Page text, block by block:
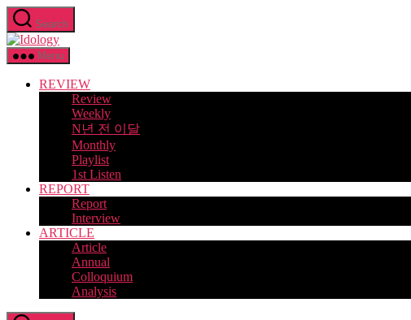
Skip
to
the
content
Search
Idology
Menu
REVIEW
Review
Weekly
N년 전 이달
Monthly
Playlist
1st Listen
REPORT
Report
Interview
ARTICLE
Article
Annual
Colloquium
Analysis